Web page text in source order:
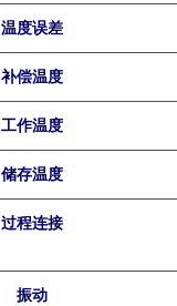
温度误差
补偿温度
工作温度
储存温度
过程连接
振动